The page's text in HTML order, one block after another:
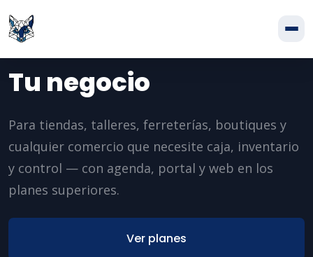
Tu negocio
Para tiendas, talleres, ferreterías, boutiques y
cualquier comercio que necesite caja, inventario
y control — con agenda, portal y web en los
planes superiores.
Ver planes